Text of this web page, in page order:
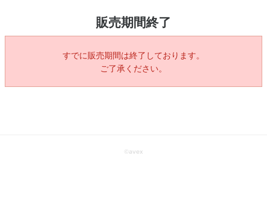
販売期間終了
すでに販売期間は終了しております。
ご了承ください。
© avex